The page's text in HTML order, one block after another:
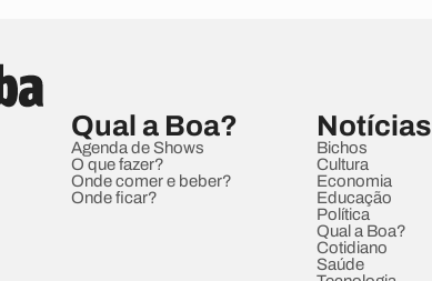
Qual a Boa?
Agenda de Shows
O que fazer?
Onde comer e beber?
Onde ficar?
Notícias
Bichos
Cultura
Economia
Educação
Política
Qual a Boa?
Cotidiano
Saúde